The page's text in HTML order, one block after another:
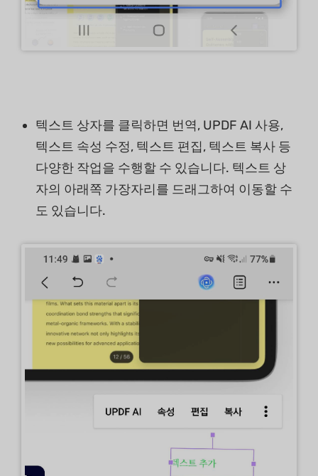
텍스트 상자를 클릭하면 번역, UPDF AI 사용,
텍스트 속성 수정, 텍스트 편집, 텍스트 복사 등
다양한 작업을 수행할 수 있습니다. 텍스트 상
자의 아래쪽 가장자리를 드래그하여 이동할 수
도 있습니다.